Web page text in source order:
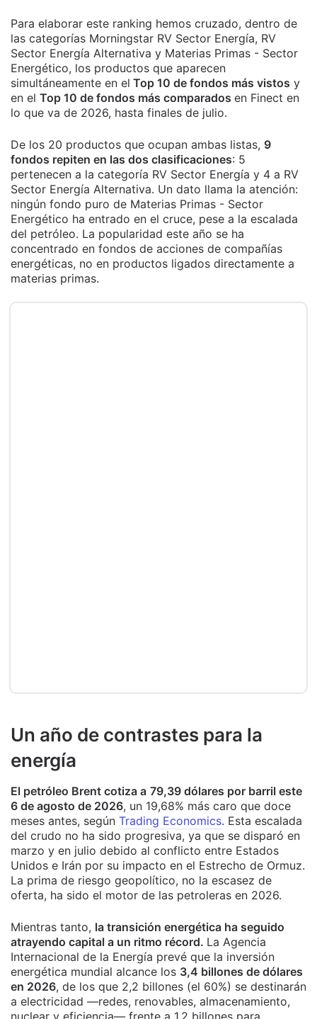
Para elaborar este ranking hemos cruzado, dentro de
las categorías Morningstar RV Sector Energía, RV
Sector Energía Alternativa y Materias Primas - Sector
Energético, los productos que aparecen
simultáneamente en el Top 10 de fondos más vistos y
en el Top 10 de fondos más comparados en Finect en
lo que va de 2026, hasta finales de julio.
De los 20 productos que ocupan ambas listas, 9
fondos repiten en las dos clasificaciones: 5
pertenecen a la categoría RV Sector Energía y 4 a RV
Sector Energía Alternativa. Un dato llama la atención:
ningún fondo puro de Materias Primas - Sector
Energético ha entrado en el cruce, pese a la escalada
del petróleo. La popularidad este año se ha
concentrado en fondos de acciones de compañías
energéticas, no en productos ligados directamente a
materias primas.
Un año de contrastes para la
energía
El petróleo Brent cotiza a 79,39 dólares por barril este
6 de agosto de 2026, un 19,68% más caro que doce
meses antes, según Trading Economics. Esta escalada
del crudo no ha sido progresiva, ya que se disparó en
marzo y en julio debido al conflicto entre Estados
Unidos e Irán por su impacto en el Estrecho de Ormuz.
La prima de riesgo geopolítico, no la escasez de
oferta, ha sido el motor de las petroleras en 2026.
Mientras tanto, la transición energética ha seguido
atrayendo capital a un ritmo récord. La Agencia
Internacional de la Energía prevé que la inversión
energética mundial alcance los 3,4 billones de dólares
en 2026, de los que 2,2 billones (el 60%) se destinarán
a electricidad —redes, renovables, almacenamiento,